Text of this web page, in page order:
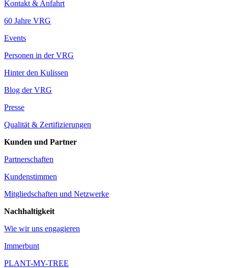
Kontakt & Anfahrt
60 Jahre VRG
Events
Personen in der VRG
Hinter den Kulissen
Blog der VRG
Presse
Qualität & Zertifizierungen
Kunden und Partner
Partnerschaften
Kundenstimmen
Mitgliedschaften und Netzwerke
Nachhaltigkeit
Wie wir uns engagieren
Immerbunt
PLANT-MY-TREE